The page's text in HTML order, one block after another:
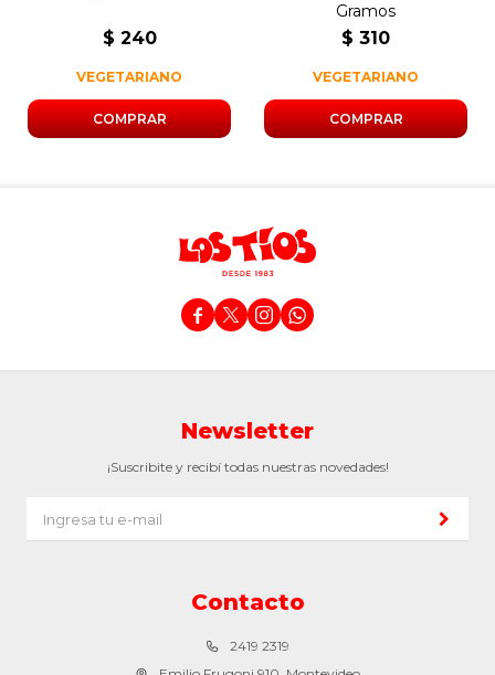
$ 240
VEGETARIANO
Gramos
$ 310
VEGETARIANO
   
Contacto
2419 2319
Newsletter
¡Suscribite y recibí todas nuestras novedades!